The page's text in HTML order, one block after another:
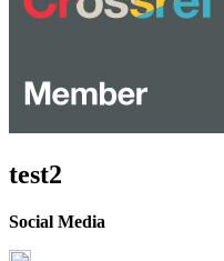
test2
Social Media